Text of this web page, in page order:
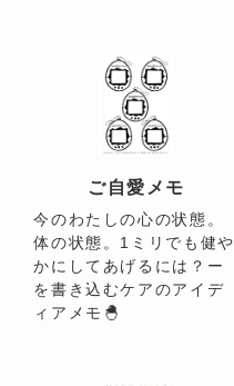
ご自愛メモ
今のわたしの心の状態。
体の状態。1ミリでも健や
かにしてあげるには？ー
を書き込むケアのアイデ
ィアメモ🐣